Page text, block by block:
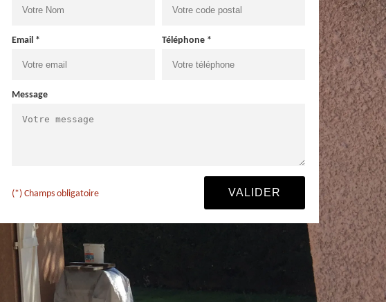
Email * Téléphone *
Message
(*) Champs obligatoire